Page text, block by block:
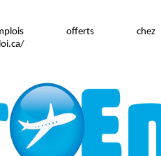
offerts chez